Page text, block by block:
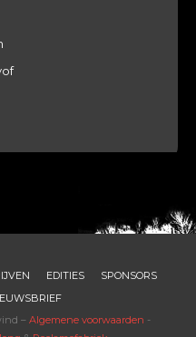
EDITIES
SPONSORS
– Algemene voorwaarden -